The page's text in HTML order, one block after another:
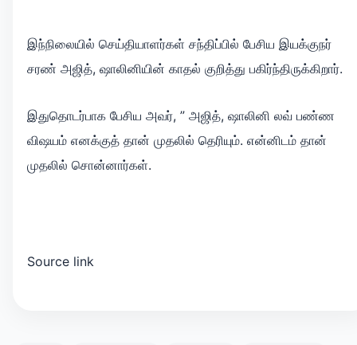
இந்நிலையில் செய்தியாளர்கள் சந்திப்பில் பேசிய இயக்குநர்
சரண் அஜித், ஷாலினியின் காதல் குறித்து பகிர்ந்திருக்கிறார்.
இதுதொடர்பாக பேசிய அவர், ” அஜித், ஷாலினி லவ் பண்ண
விஷயம் எனக்குத் தான் முதலில் தெரியும். என்னிடம் தான்
முதலில் சொன்னார்கள்.
Source link